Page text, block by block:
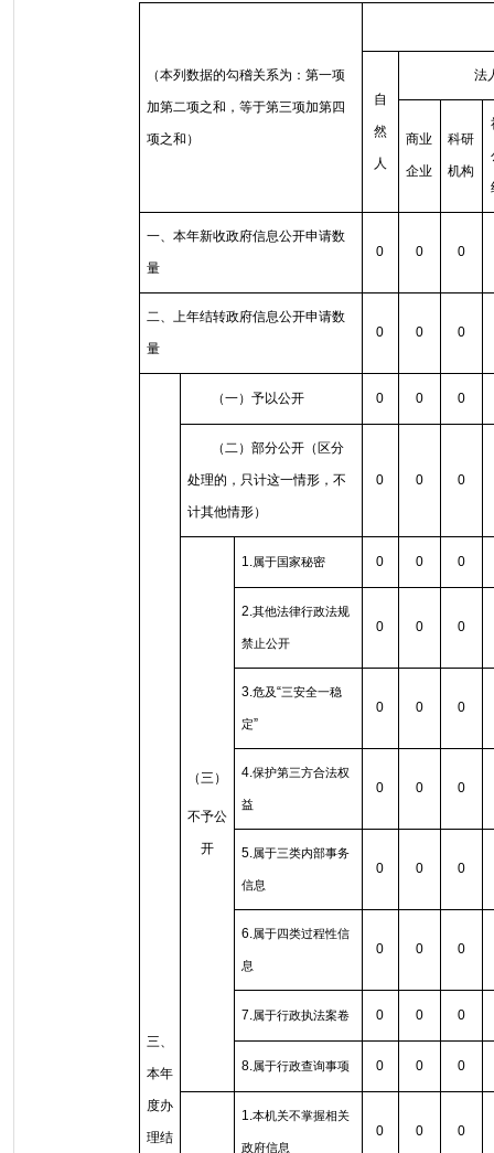
（本列数据的勾稽关系为：第一项
加第二项之和，等于第三项加第四
项之和）
自
然
人
法
商业
企业
科研
机构
一、本年新收政府信息公开申请数
量
0 0 0
二、上年结转政府信息公开申请数
量
0 0 0
三、
本年
度办
理结
（一）予以公开 0 0 0
（二）部分公开（区分
处理的，只计这一情形，不
计其他情形）
0 0 0
（三）
不予公
开
1. 属于国家秘密 0 0 0
2.其他法律行政法规
禁止公开
0 0 0
3.危及“三安全一稳
定”
0 0 0
4.保护第三方合法权
益
0 0 0
5. 属于三类内部事务
信息
0 0 0
6. 属于四类过程性信
息
0 0 0
7. 属于行政执法案卷 0 0 0
8. 属于行政查询事项 0 0 0
1.本机关不掌握相关
政府信息
0 0 0